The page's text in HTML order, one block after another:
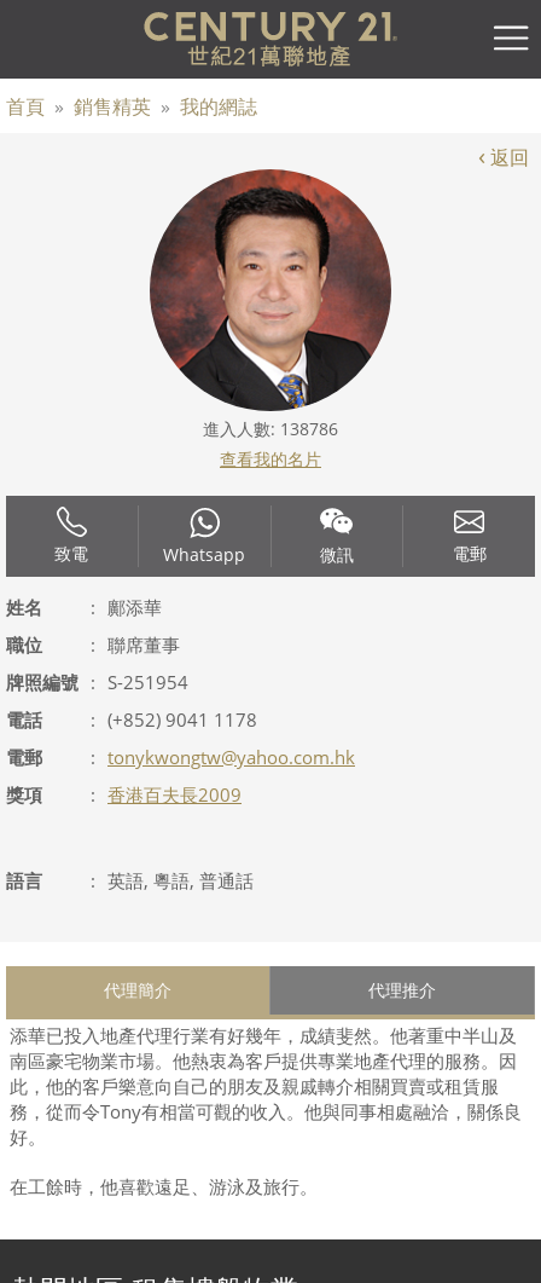
首頁 » 銷售精英 » 我的網誌
‹ 返回
進入人數: 138786
查看我的名片
致電 Whatsapp 微訊 電郵
姓名 : 鄺添華
職位
: 聯席董事
牌照編號 : S-251954
電話
: (+852) 9041 1178
電郵
: tonykwongtw@yahoo.com.hk
獎項
: 香港百夫長2009
語言 : 英語, 粵語, 普通話
代理簡介 代理推介
添華已投入地產代理行業有好幾年，成績斐然。他著重中半山及
南區豪宅物業市場。他熱衷為客戶提供專業地產代理的服務。因
此，他的客戶樂意向自己的朋友及親戚轉介相關買賣或租賃服
務，從而令Tony有相當可觀的收入。他與同事相處融洽，關係良
好。
在工餘時，他喜歡遠足、游泳及旅行。